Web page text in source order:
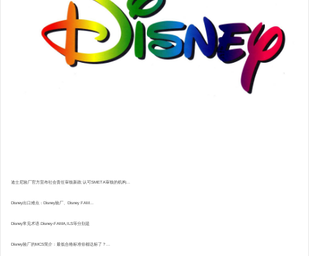
迪士尼验厂官方宣布社会责任审核新政:认可SMETA审核的机构...
Disney出口难点：Disney验厂、Disney FAM...
Disney常见术语.Disney-FAMA,ILS等分别是
Disney验厂的MCS简介：最低合格标准你都达标了？...